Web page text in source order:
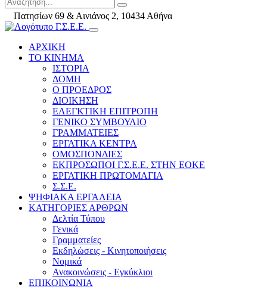
Πατησίων 69 & Αινιάνος 2, 10434 Αθήνα
ΑΡΧΙΚΗ
ΤΟ ΚΙΝΗΜΑ
ΙΣΤΟΡΙΑ
ΔΟΜΗ
Ο ΠΡΟΕΔΡΟΣ
ΔΙΟΙΚΗΣΗ
ΕΛΕΓΚΤΙΚΗ ΕΠΙΤΡΟΠΗ
ΓΕΝΙΚΟ ΣΥΜΒΟΥΛΙΟ
ΓΡΑΜΜΑΤΕΙΕΣ
ΕΡΓΑΤΙΚΑ ΚΕΝΤΡΑ
ΟΜΟΣΠΟΝΔΙΕΣ
ΕΚΠΡΟΣΩΠΟΙ Γ.Σ.Ε.Ε. ΣΤΗΝ ΕΟΚΕ
ΕΡΓΑΤΙΚΗ ΠΡΩΤΟΜΑΓΙΑ
Σ.Σ.Ε.
ΨΗΦΙΑΚΑ ΕΡΓΑΛΕΙΑ
ΚΑΤΗΓΟΡΙΕΣ ΑΡΘΡΩΝ
Δελτία Τύπου
Γενικά
Γραμματείες
Εκδηλώσεις - Κινητοποιήσεις
Νομικά
Ανακοινώσεις - Εγκύκλιοι
ΕΠΙΚΟΙΝΩΝΙΑ